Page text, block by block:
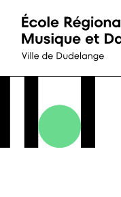
Accueil